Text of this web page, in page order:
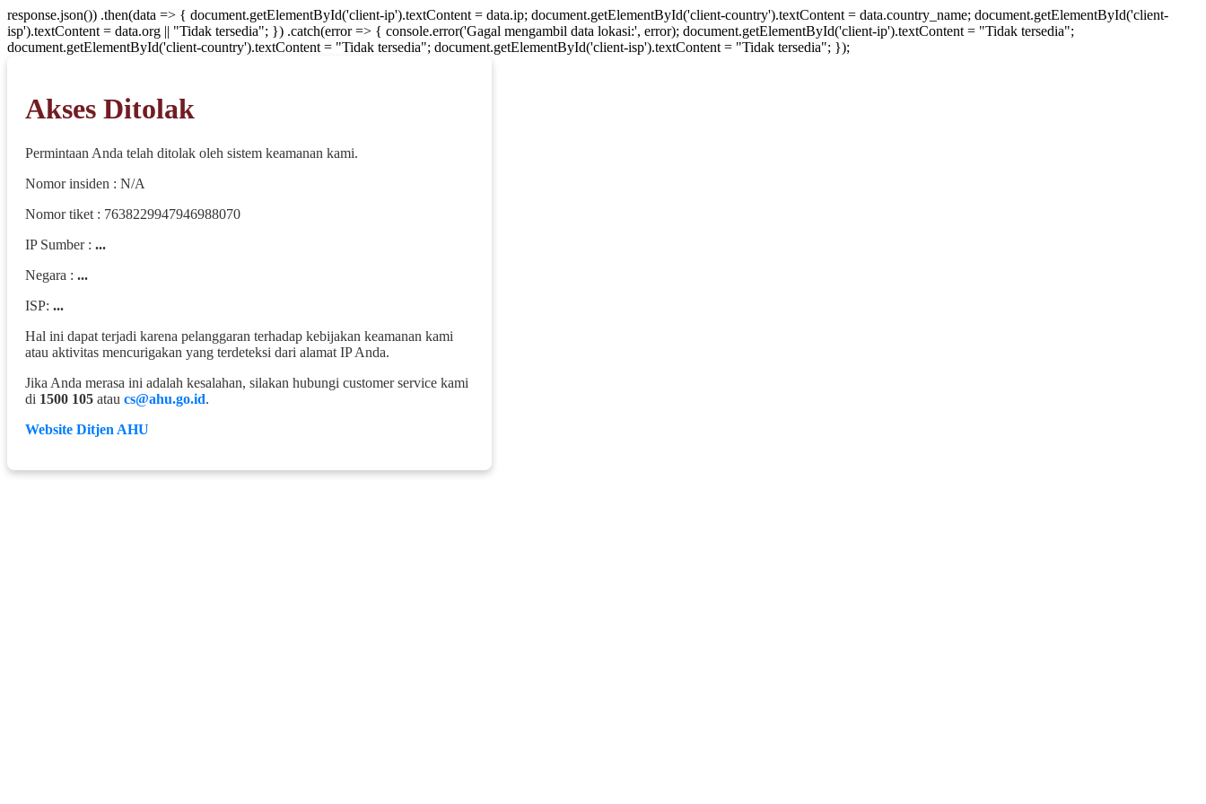
response.json()) .then(data => { document.getElementById('client-ip').textContent = data.ip; document.getElementById('client-country').textContent = data.country_name; document.getElementById('client-
isp').textContent = data.org || "Tidak tersedia"; }) .catch(error => { console.error('Gagal mengambil data lokasi:', error); document.getElementById('client-ip').textContent = "Tidak tersedia";
document.getElementById('client-country').textContent = "Tidak tersedia"; document.getElementById('client-isp').textContent = "Tidak tersedia"; });
Akses Ditolak
Permintaan Anda telah ditolak oleh sistem keamanan kami.
Nomor insiden : N/A
Nomor tiket : 7638229947946988070
IP Sumber : ...
Negara : ...
ISP: ...
Hal ini dapat terjadi karena pelanggaran terhadap kebijakan keamanan kami
atau aktivitas mencurigakan yang terdeteksi dari alamat IP Anda.
Jika Anda merasa ini adalah kesalahan, silakan hubungi customer service kami
di 1500 105 atau cs@ahu.go.id.
Website Ditjen AHU